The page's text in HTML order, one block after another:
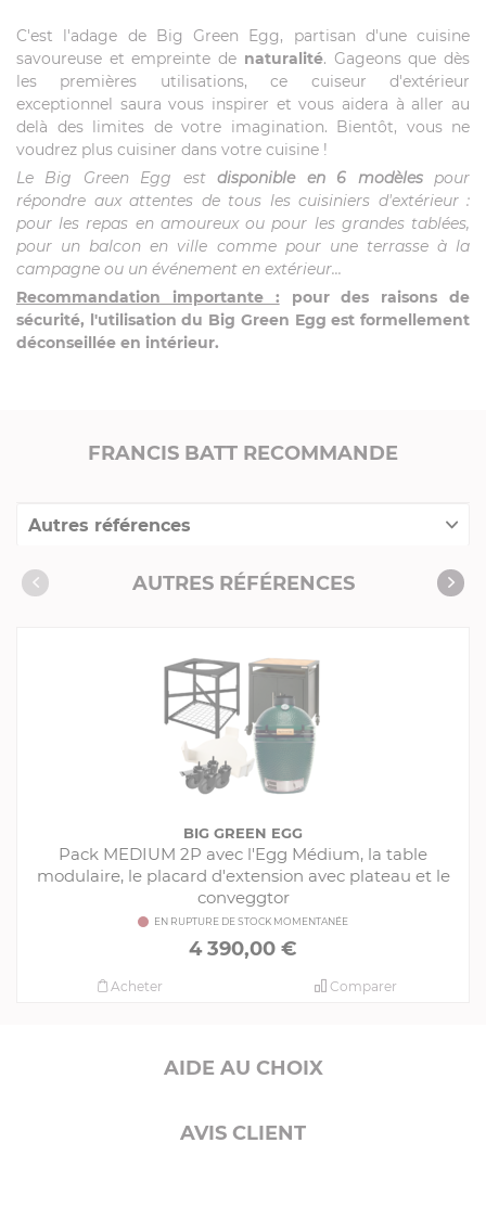
C'est l'adage de Big Green Egg, partisan d'une cuisine
savoureuse et empreinte de naturalité. Gageons que dès
les premières utilisations, ce cuiseur d'extérieur
exceptionnel saura vous inspirer et vous aidera à aller au
delà des limites de votre imagination. Bientôt, vous ne
voudrez plus cuisiner dans votre cuisine !
Le Big Green Egg estdisponible en 6 modèlespour
répondre aux attentes de tous les cuisiniers d'extérieur :
pour les repas en amoureux ou pour les grandes tablées,
pour un balcon en ville comme pour une terrasse à la
campagne ou un événement en extérieur...
Recommandation importante : pour des raisons de
sécurité, l'utilisation du Big Green Egg est formellement
déconseillée en intérieur.
FRANCIS BATT RECOMMANDE
Autres références
Livrés avec l'articleAUTRES RÉFÉRENCES
BIG GREEN EGG
Pack MEDIUM 2P avec l'Egg Médium, la table
modulaire, le placard d'extension avec plateau et le
conveggtor
EN RUPTURE DE STOCK MOMENTANÉE
4 390,00 €
Comparer
Acheter
AIDE AU CHOIX
AVIS CLIENT